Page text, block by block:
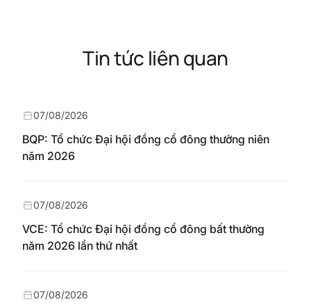
Tin tức liên quan
BQP: Tổ chức Đại hội đồng cổ đông thường niên
năm 2026
07/08/2026
VCE: Tổ chức Đại hội đồng cổ đông bất thường
năm 2026 lần thứ nhất
07/08/2026
07/08/2026